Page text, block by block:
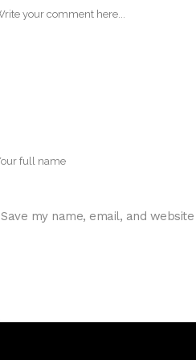
Save my name, email, and